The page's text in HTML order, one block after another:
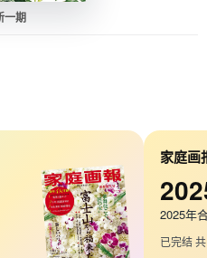
一期
家庭画
2025年
已完结